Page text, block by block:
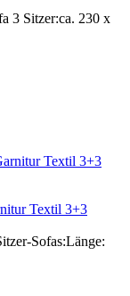
3 Sitzer:ca. 230 x
Textil 3+3
Sofas:Länge: